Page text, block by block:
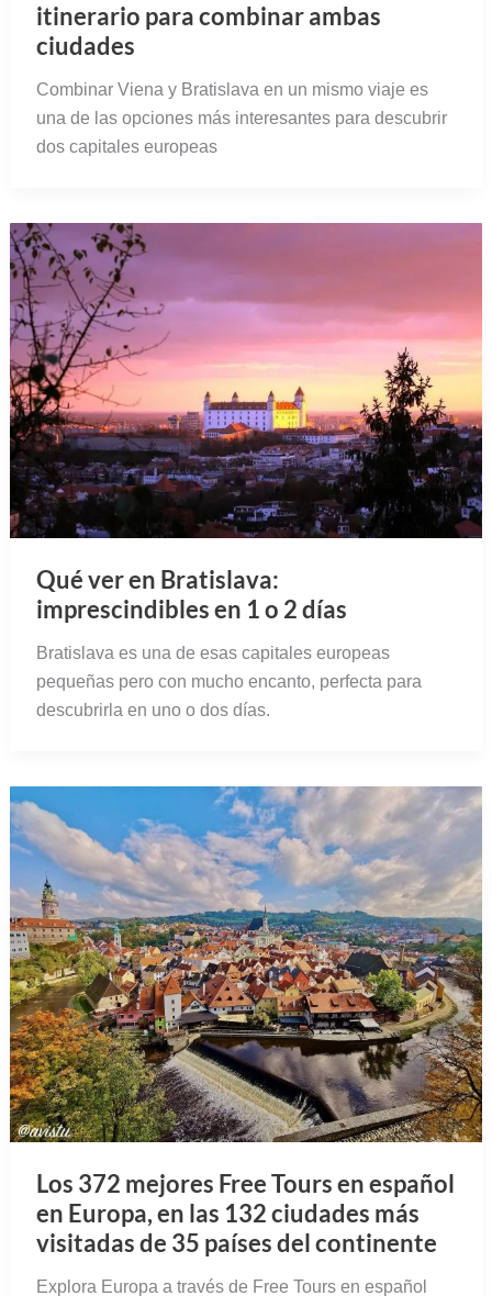
itinerario para combinar ambas
ciudades
Combinar Viena y Bratislava en un mismo viaje es
una de las opciones más interesantes para descubrir
dos capitales europeas
Qué ver en Bratislava:
imprescindibles en 1 o 2 días
Bratislava es una de esas capitales europeas
pequeñas pero con mucho encanto, perfecta para
descubrirla en uno o dos días.
Los 372 mejores Free Tours en español
en Europa, en las 132 ciudades más
visitadas de 35 países del continente
Explora Europa a través de Free Tours en español